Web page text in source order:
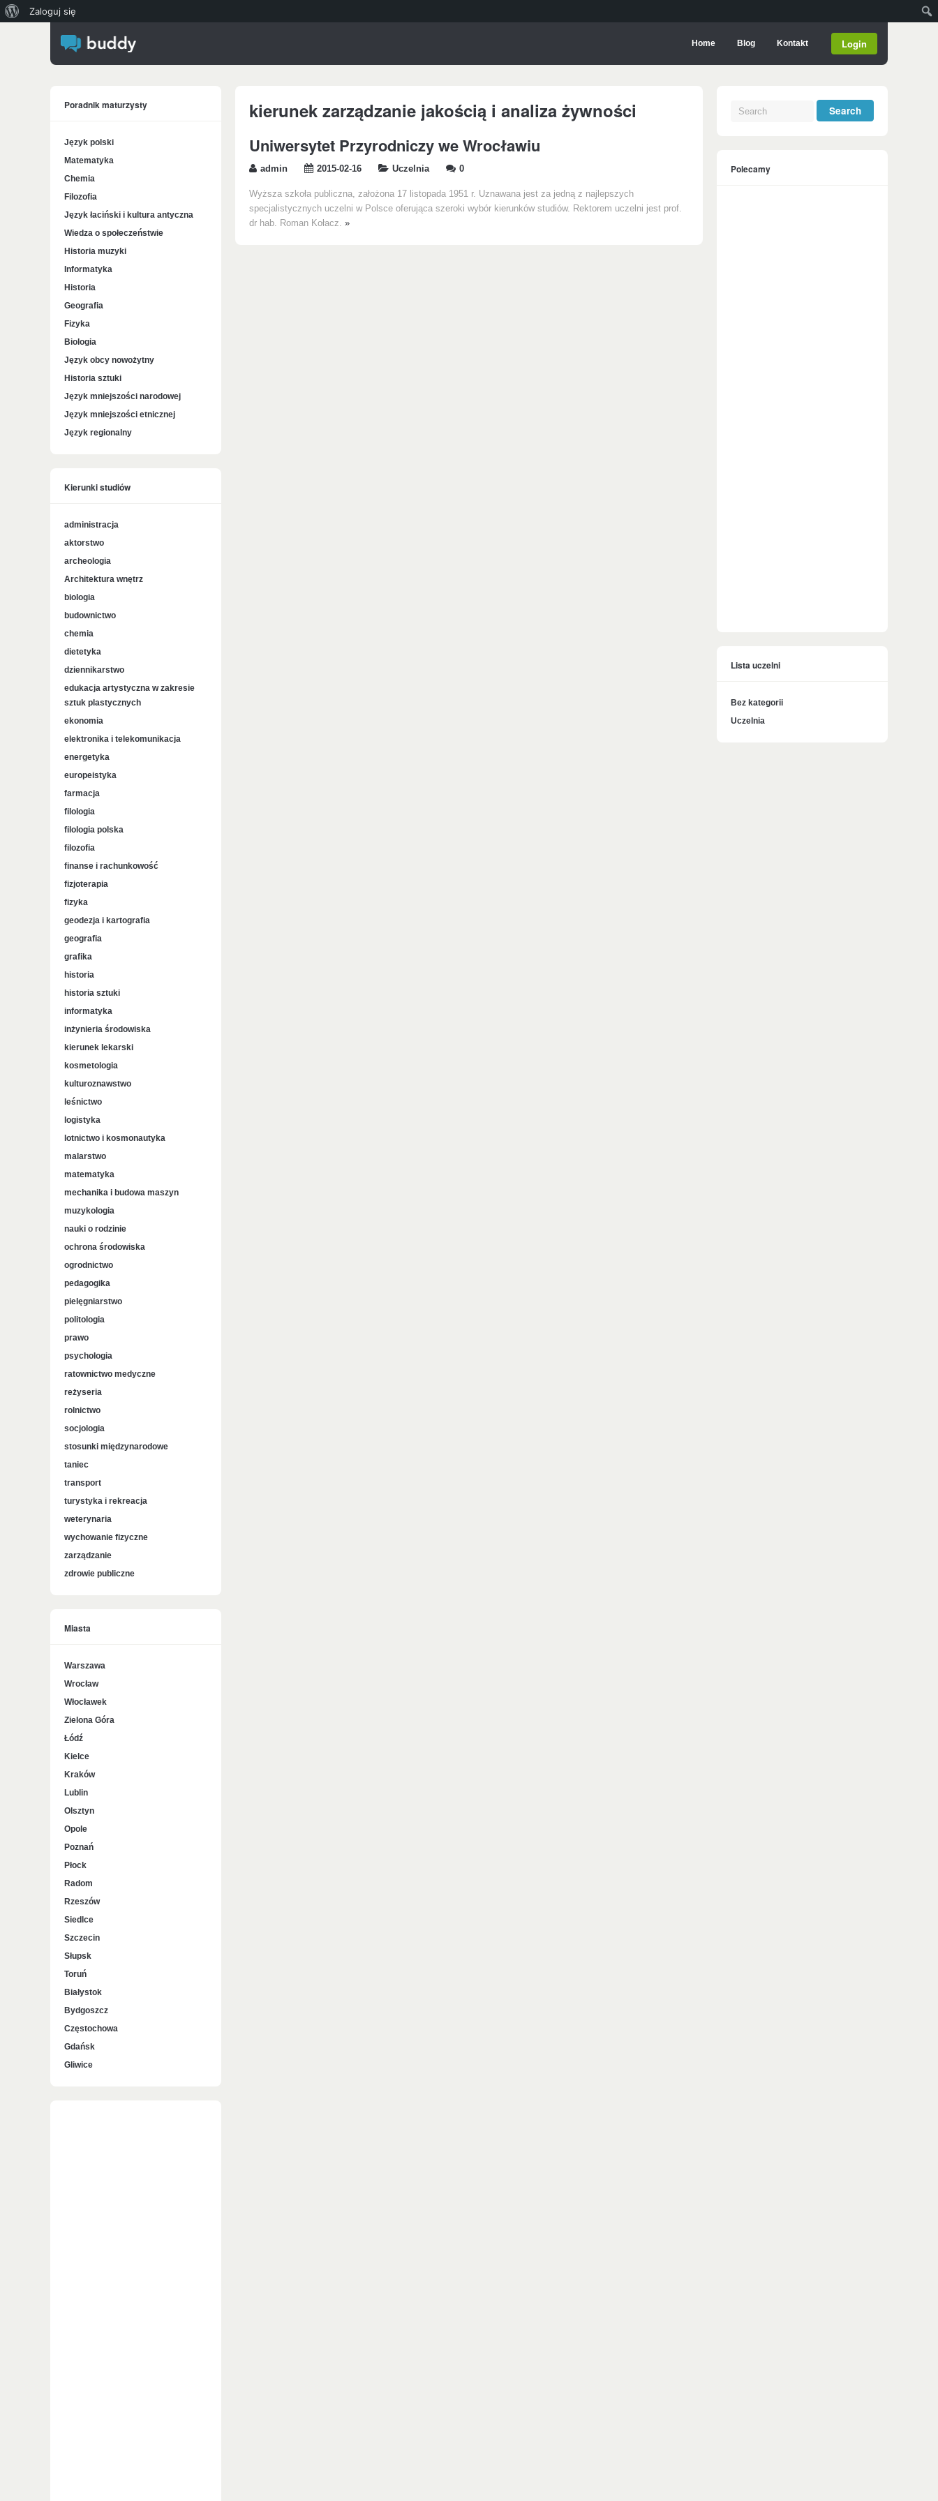
Home Blog Kontakt Login
kierunek zarządzanie jakością i analiza żywności
Uniwersytet Przyrodniczy we Wrocławiu
admin 2015-02-16 Uczelnia 0
Wyższa szkoła publiczna, założona 17 listopada 1951 r. Uznawana jest za jedną z najlepszych
specjalistycznych uczelni w Polsce oferująca szeroki wybór kierunków studiów. Rektorem uczelni jest prof.
dr hab. Roman Kołacz. »
Poradnik maturzysty
Język polski
Matematyka
Chemia
Filozofia
Język łaciński i kultura antyczna
Wiedza o społeczeństwie
Historia muzyki
Informatyka
Historia
Geografia
Fizyka
Biologia
Język obcy nowożytny
Historia sztuki
Język mniejszości narodowej
Język mniejszości etnicznej
Język regionalny
Kierunki studiów
administracja
aktorstwo
archeologia
Architektura wnętrz
biologia
budownictwo
chemia
dietetyka
dziennikarstwo
edukacja artystyczna w zakresie
sztuk plastycznych
ekonomia
elektronika i telekomunikacja
energetyka
europeistyka
farmacja
filologia
filologia polska
filozofia
finanse i rachunkowość
fizjoterapia
fizyka
geodezja i kartografia
geografia
grafika
historia
historia sztuki
informatyka
inżynieria środowiska
kierunek lekarski
kosmetologia
kulturoznawstwo
leśnictwo
logistyka
lotnictwo i kosmonautyka
malarstwo
matematyka
mechanika i budowa maszyn
muzykologia
nauki o rodzinie
ochrona środowiska
ogrodnictwo
pedagogika
pielęgniarstwo
politologia
prawo
psychologia
ratownictwo medyczne
reżyseria
rolnictwo
socjologia
stosunki międzynarodowe
taniec
transport
turystyka i rekreacja
weterynaria
wychowanie fizyczne
zarządzanie
zdrowie publiczne
Miasta
Warszawa
Wrocław
Włocławek
Zielona Góra
Łódź
Kielce
Kraków
Lublin
Olsztyn
Opole
Poznań
Płock
Radom
Rzeszów
Siedlce
Szczecin
Słupsk
Toruń
Białystok
Bydgoszcz
Częstochowa
Gdańsk
Gliwice
Polecamy
Lista uczelni
Bez kategorii
Uczelnia
WordPressie
Zaloguj się